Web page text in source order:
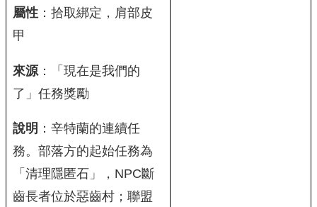
屬性：拾取綁定，肩部皮
甲
來源：「現在是我們的
了」任務獎勵
說明 ：辛特蘭的連續任
務。部落方的起始任務為
「清理隱匿石」，NPC斷
齒長者位於惡齒村；聯盟